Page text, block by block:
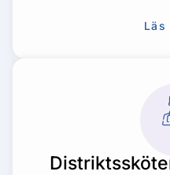
Läs